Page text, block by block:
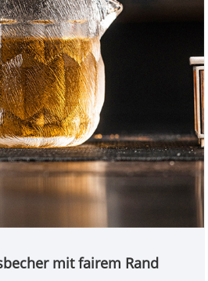
mit fairem Rand